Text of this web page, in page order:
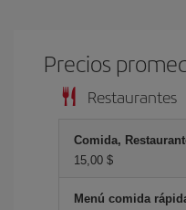
Precios
Restaurantes
Comida,
15,00 $
Menú comida